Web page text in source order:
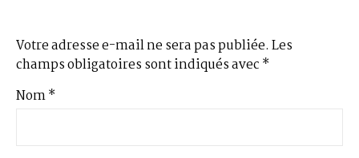
Votre adresse e-mail ne sera pas publiée. Les
champs obligatoires sont indiqués avec *
Nom*